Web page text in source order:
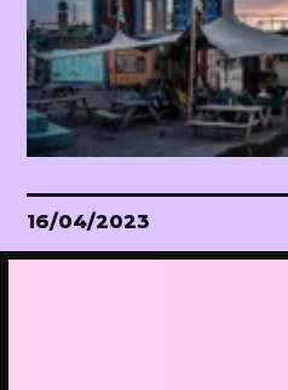
16/04/2023
WEKEA Opening:
Onthulling van de